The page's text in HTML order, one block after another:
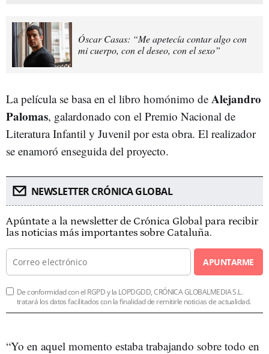
Óscar Casas: “Me apetecía contar algo con
mi cuerpo, con el deseo, con el sexo”
La película se basa en el libro homónimo de Alejandro
Palomas, galardonado con el Premio Nacional de
Literatura Infantil y Juvenil por esta obra. El realizador
se enamoró enseguida del proyecto.
NEWSLETTER CRÓNICA GLOBAL
Apúntate a la newsletter de Crónica Global para recibir
las noticias más importantes sobre Cataluña.
APUNTARME
De conformidad con el RGPD y la LOPDGDD, CRÓNICA GLOBALMEDIA S.L.
tratará los datos facilitados con la finalidad de remitirle noticias de actualidad.
“Yo en aquel momento estaba trabajando sobre todo en